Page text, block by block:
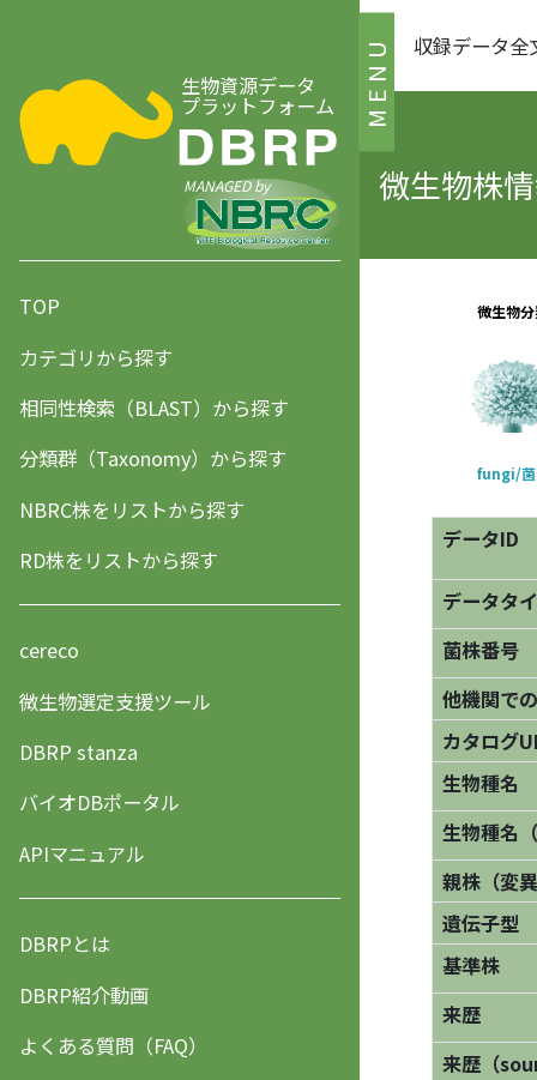
MENU
生物資源データ
プラットフォーム
MANAGED by
TOP
カテゴリから探す
相同性検索（BLAST）から探す
分類群（Taxonomy）から探す
NBRC株をリストから探す
RD株をリストから探す
cereco
微生物選定支援ツール
DBRP stanza
バイオDBポータル
APIマニュアル
DBRPとは
DBRP紹介動画
よくある質問（FAQ）
収録データ全
微生物株
データID
データタ
菌株番号
他機関で
カタログ
生物種名
生物種名
親株（変
遺伝子型
基準株
来歴
来歴（